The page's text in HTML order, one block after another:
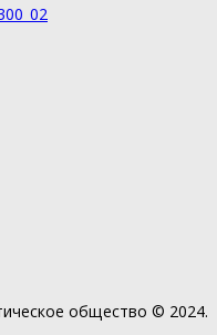
общество © 2024.